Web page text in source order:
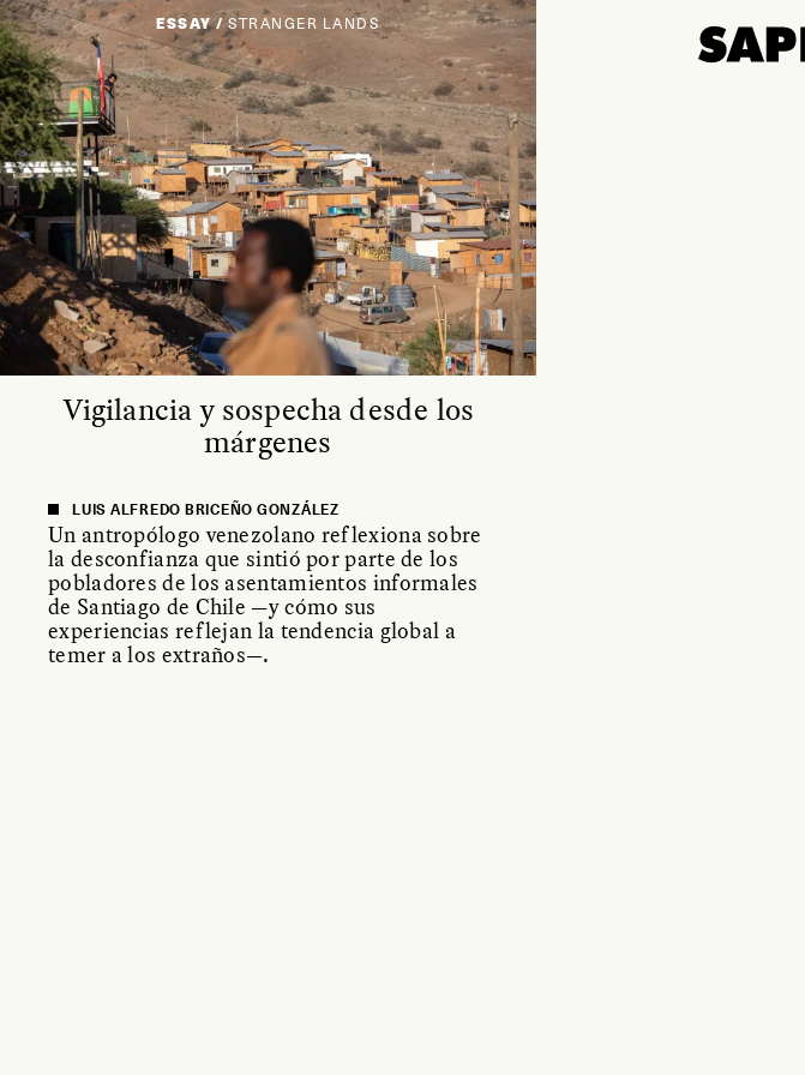
ESSAY /STRANGER LANDS
Vigilancia y sospecha desde los
márgenes
LUIS ALFREDO BRICEÑO GONZÁLEZ
Un antropólogo venezolano reflexiona sobre
la desconfianza que sintió por parte de los
pobladores de los asentamientos informales
de Santiago de Chile —y cómo sus
experiencias reflejan la tendencia global a
temer a los extraños—.